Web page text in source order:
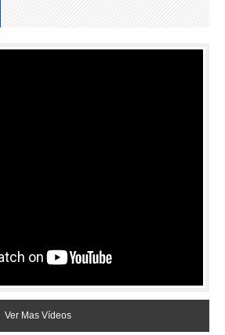
Ver Mas Vídeos